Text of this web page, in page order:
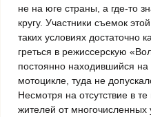
не на юге страны, а где-то
кругу. Участники съемок
таких условиях достаточно
греться в режиссерскую
постоянно находившийся
мотоцикле, туда не
Несмотря на отсутствие в
жителей от многочисленных